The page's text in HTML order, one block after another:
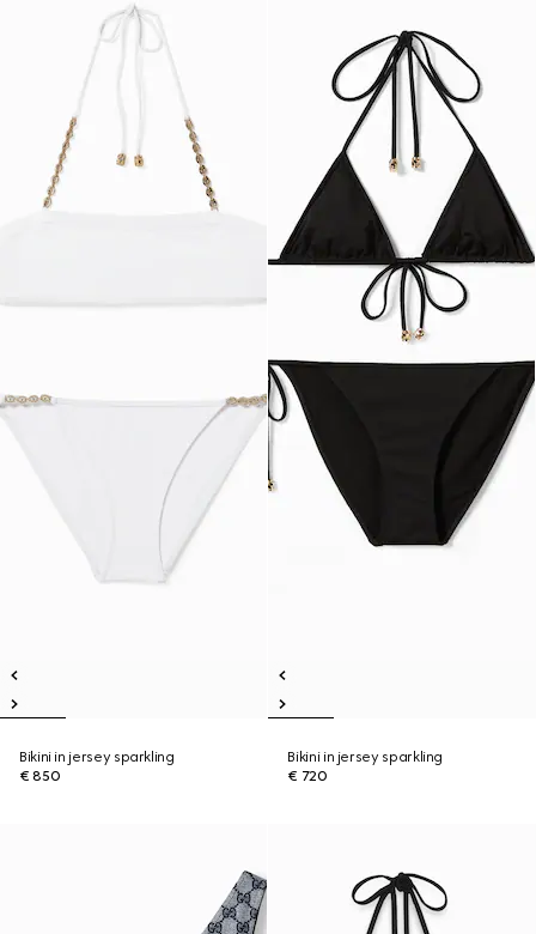
Bikini in jersey sparkling
€ 850
Bikini in jersey sparkling
€ 720